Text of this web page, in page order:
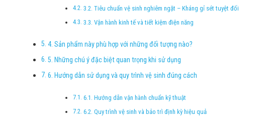
3.2. Tiêu chuẩn vệ sinh nghiêm ngặt – Kháng gỉ sét tuyệt đối
3.3. Vận hành kinh tế và tiết kiệm điện năng
4. Sản phẩm này phù hợp với những đối tượng nào?
5. Những chú ý đặc biệt quan trọng khi sử dụng
6. Hướng dẫn sử dụng và quy trình vệ sinh đúng cách
6.1. Hướng dẫn vận hành chuẩn kỹ thuật
6.2. Quy trình vệ sinh và bảo trì định kỳ hiệu quả